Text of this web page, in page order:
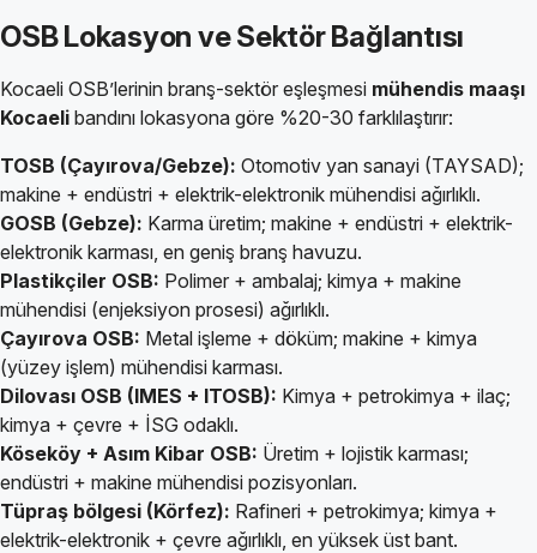
OSB Lokasyon ve Sektör Bağlantısı
Kocaeli OSB’lerinin branş-sektör eşleşmesi mühendis maaşı
Kocaeli bandını lokasyona göre %20-30 farklılaştırır:
TOSB (Çayırova/Gebze): Otomotiv yan sanayi (TAYSAD);
makine + endüstri + elektrik-elektronik mühendisi ağırlıklı.
GOSB (Gebze): Karma üretim; makine + endüstri + elektrik-
elektronik karması, en geniş branş havuzu.
Plastikçiler OSB: Polimer + ambalaj; kimya + makine
mühendisi (enjeksiyon prosesi) ağırlıklı.
Çayırova OSB: Metal işleme + döküm; makine + kimya
(yüzey işlem) mühendisi karması.
Dilovası OSB (IMES + ITOSB): Kimya + petrokimya + ilaç;
kimya + çevre + İSG odaklı.
Köseköy + Asım Kibar OSB: Üretim + lojistik karması;
endüstri + makine mühendisi pozisyonları.
Tüpraş bölgesi (Körfez): Rafineri + petrokimya; kimya +
elektrik-elektronik + çevre ağırlıklı, en yüksek üst bant.